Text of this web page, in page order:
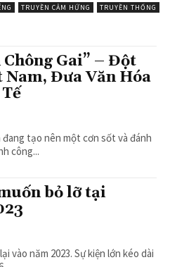
TRUYỀN CẢM HỨNG TRUYỀN THỐNG
Gai” – Đột
Nam, Đưa Văn Hóa
tạo nên một cơn sốt và đánh
công...
bỏ lỡ tại
Sự kiện lớn kéo dài